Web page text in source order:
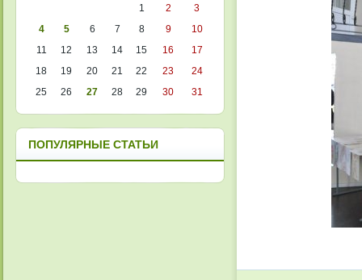
1
2
3
4
5 6 7 8 9
10
11
12 13 14 15 16
17
18
19 20 21 22 23
24
25
26 27 28 29 30 31
ПОПУЛЯРНЫЕ СТАТЬИ